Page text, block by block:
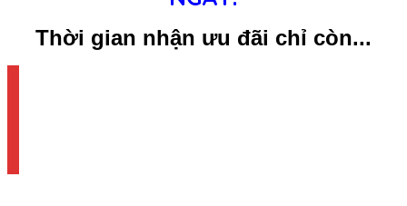
Thời gian nhận ưu đãi chỉ còn...